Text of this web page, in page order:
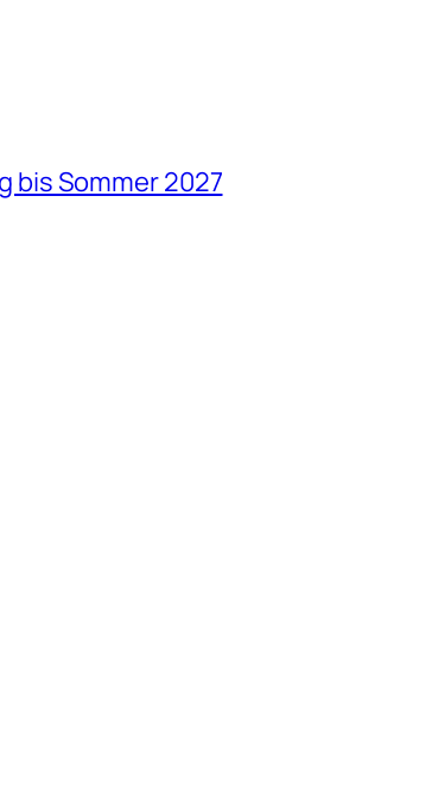
bis Sommer 2027